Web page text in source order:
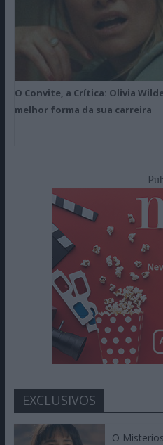
O Convite, a Crítica: Olivia
melhor forma da sua carreira
EXCLUSIVOS
O